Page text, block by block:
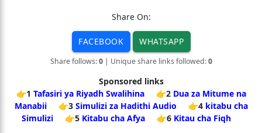
Share On:
FACEBOOK WHATSAPP
Share follows:0| Unique share links followed:0
Sponsored links
👉1 Tafasiri ya Riyadh Swalihina 👉2 Dua za Mitume na
Manabii
👉3 Simulizi za Hadithi Audio 👉4 kitabu cha
Simulizi
👉5 Kitabu cha Afya 👉6 Kitau cha Fiqh